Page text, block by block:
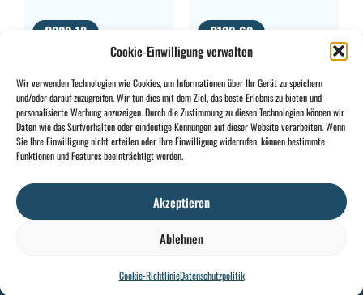
Cookie-Einwilligung verwalten
Wir verwenden Technologien wie Cookies, um Informationen über Ihr Gerät zu speichern
und/oder darauf zuzugreifen. Wir tun dies mit dem Ziel, das beste Erlebnis zu bieten und
personalisierte Werbung anzuzeigen. Durch die Zustimmung zu diesen Technologien können wir
Daten wie das Surfverhalten oder eindeutige Kennungen auf dieser Website verarbeiten. Wenn
Sie Ihre Einwilligung nicht erteilen oder Ihre Einwilligung widerrufen, können bestimmte
Funktionen und Features beeinträchtigt werden.
Akzeptieren
Ablehnen
Cookie-RichtlinieDatenschutzpolitik
€229,18 €129,63
MWST.
CONTACT
+32 2 897 34Rue des
INFO
Allgemeine
BE0734